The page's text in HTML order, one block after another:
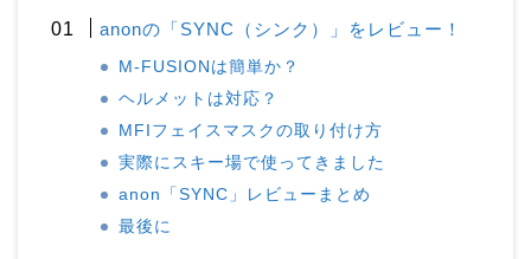
anonの「SYNC（シンク）」をレビュー！
M-FUSIONは簡単か？
ヘルメットは対応？
MFIフェイスマスクの取り付け方
実際にスキー場で使ってきました
anon「SYNC」レビューまとめ
最後に